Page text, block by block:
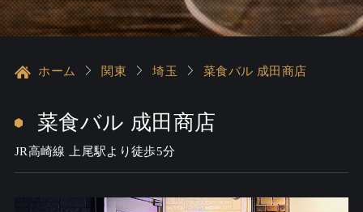
ホーム 関東 埼玉 菜食バル 成田商店
菜食バル 成田商店
JR高崎線 上尾駅より徒歩5分